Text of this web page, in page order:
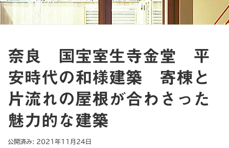
奈良 国宝室生寺金堂 平
安時代の和様建築 寄棟と
片流れの屋根が合わさった
魅力的な建築
公開済み: 2021年11月24日